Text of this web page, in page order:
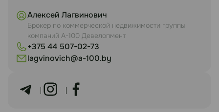
Алексей Лагвинович
Брокер по коммерческой недвижимости группы
компаний А-100 Девелопмент
+375 44 507-02-73
lagvinovich@a-100.by